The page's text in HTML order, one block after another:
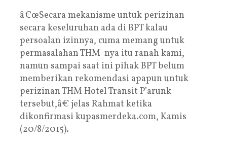
â€œSecara mekanisme untuk perizinan
secara keseluruhan ada di BPT kalau
persoalan izinnya, cuma memang untuk
permasalahan THM-nya itu ranah kami,
namun sampai saat ini pihak BPT belum
memberikan rekomendasi apapun untuk
perizinan THM Hotel Transit P’arunk
tersebut,â€ jelas Rahmat ketika
dikonfirmasi kupasmerdeka.com, Kamis
(20/8/2015).